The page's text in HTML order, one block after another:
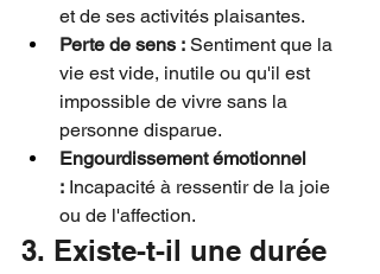
et de ses activités plaisantes.
Perte de sens : Sentiment que la
vie est vide, inutile ou qu'il est
impossible de vivre sans la
personne disparue.
Engourdissement émotionnel
: Incapacité à ressentir de la joie
ou de l'affection.
3. Existe-t-il une durée